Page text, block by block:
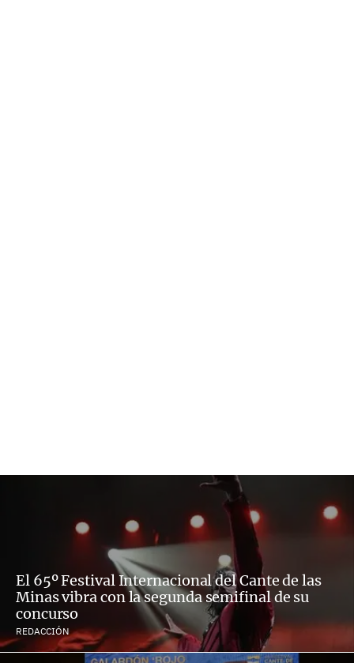
El 65º Festival Internacional del Cante de las
Minas vibra con la segunda semifinal de su
concurso
REDACCIÓN